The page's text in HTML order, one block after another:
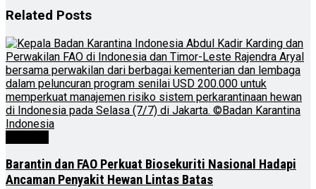
Related Posts
Barantin dan FAO Perkuat Biosekuriti Nasional Hadapi
Ancaman Penyakit Hewan Lintas Batas